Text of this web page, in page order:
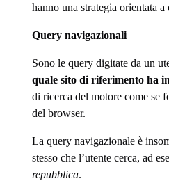
hanno una strategia orientata a
Query navigazionali
Sono le query digitate da un
quale sito di riferimento ha
di ricerca del motore come se
del browser.
La query navigazionale è
stesso che l’utente cerca, ad
repubblica.